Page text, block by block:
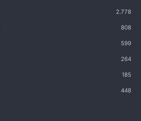
2.778
808
599
264
185
448